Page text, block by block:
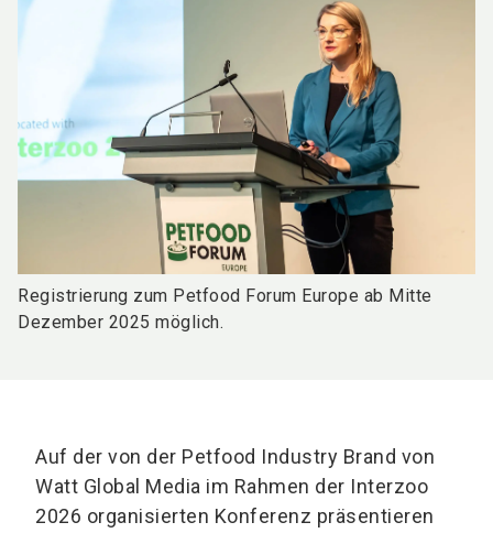
Registrierung zum Petfood Forum Europe ab Mitte
Dezember 2025 möglich.
Auf der von der Petfood Industry Brand von
Watt Global Media im Rahmen der Interzoo
2026 organisierten Konferenz präsentieren